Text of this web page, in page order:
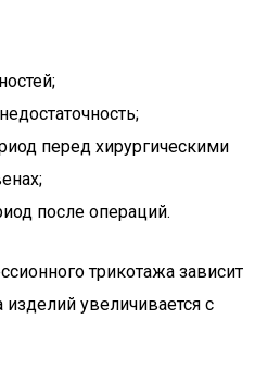
перед хирургическими
после операций.
трикотажа зависит
увеличивается с